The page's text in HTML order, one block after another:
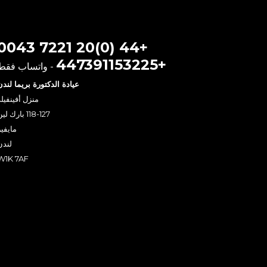
+44 (0)20 7221 0043
+447391153225
- واتساب
عيادة الدكتورة بريما
منزل
118-127 بارك لين
مايفير
7AF